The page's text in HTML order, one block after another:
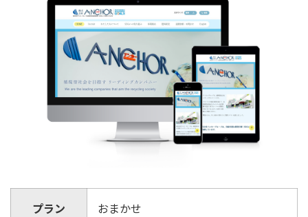
プラン おまかせ